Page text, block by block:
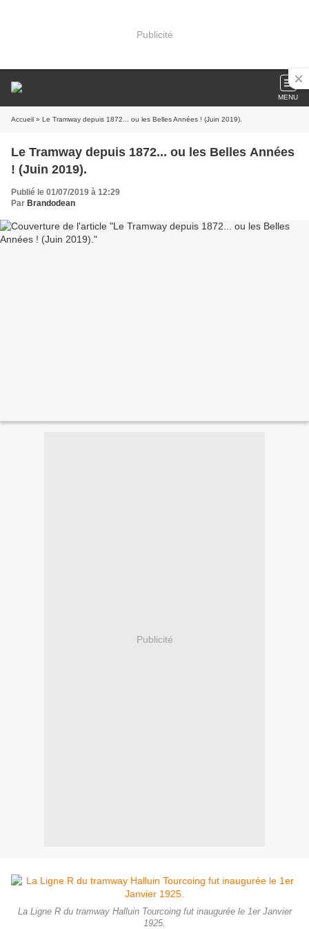
Publicité
MENU
Accueil » Le Tramway depuis 1872... ou les Belles Années ! (Juin 2019).
Le Tramway depuis 1872... ou les Belles Années
! (Juin 2019).
Publié le 01/07/2019 à 12:29
Par Brandodean
Publicité
La Ligne R du tramway Halluin Tourcoing fut inaugurée le 1er Janvier
1925.